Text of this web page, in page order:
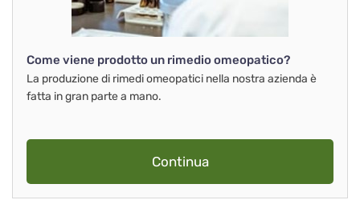
Come viene prodotto un rimedio omeopatico?
La produzione di rimedi omeopatici nella nostra azienda è
fatta in gran parte a mano.
Continua